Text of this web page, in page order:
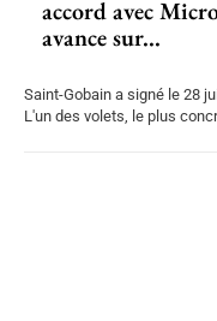
accord avec
avance sur...
Saint-Gobain a signé le 28
L'un des volets, le plus